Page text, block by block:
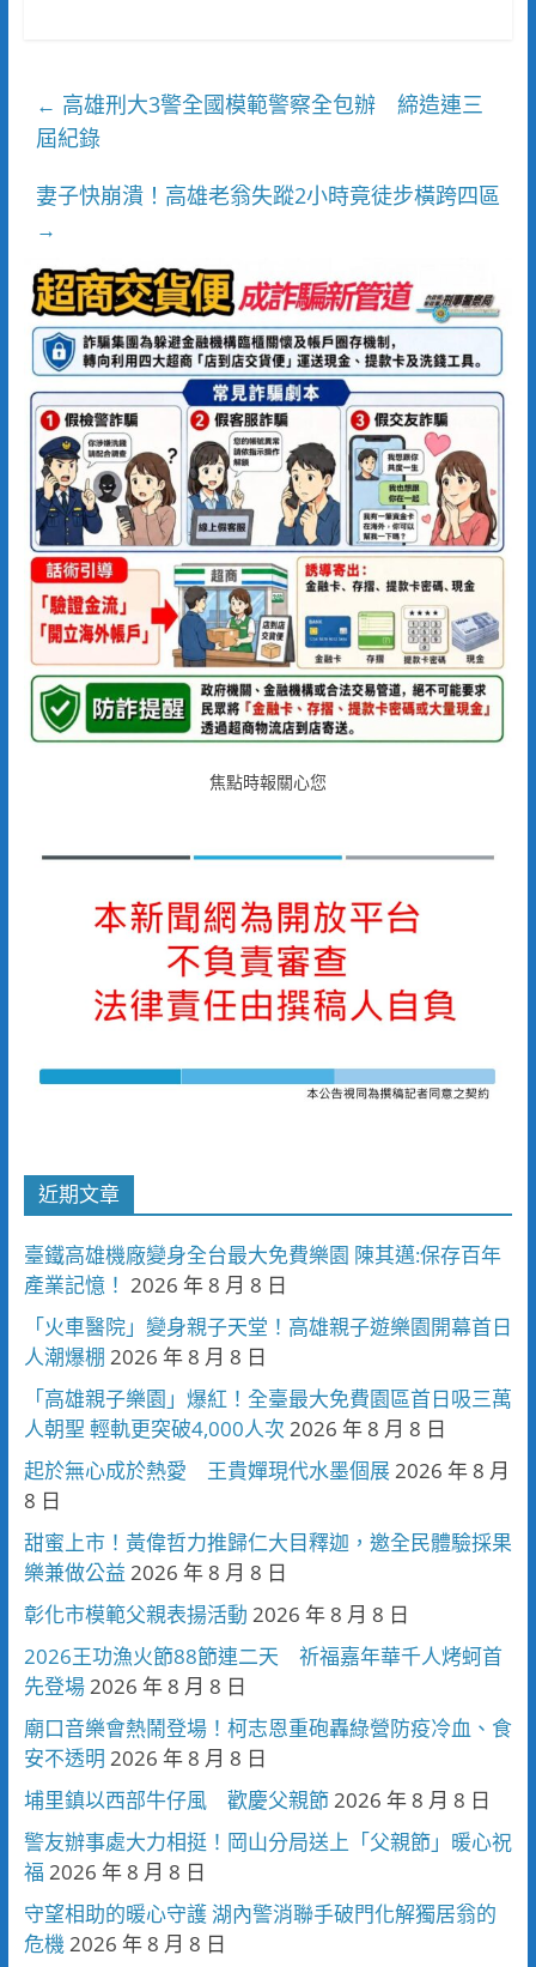
← 高雄刑大3警全國模範警察全包辦 締造連三
屆紀錄
妻子快崩潰！高雄老翁失蹤2小時竟徒步橫跨四區
→
焦點時報關心您
近期文章
臺鐵高雄機廠變身全台最大免費樂園 陳其邁:保存百年
產業記憶！ 2026 年 8 月 8 日
「火車醫院」變身親子天堂！高雄親子遊樂園開幕首日
人潮爆棚 2026 年 8 月 8 日
「高雄親子樂園」爆紅！全臺最大免費園區首日吸三萬
人朝聖 輕軌更突破4,000人次 2026 年 8 月 8 日
起於無心成於熱愛 王貴嬋現代水墨個展2026 年 8 月
8 日
甜蜜上市！黃偉哲力推歸仁大目釋迦，邀全民體驗採果
樂兼做公益 2026 年 8 月 8 日
彰化市模範父親表揚活動 2026 年 8 月 8 日
2026王功漁火節88節連二天 祈福嘉年華千人烤蚵首
先登場2026 年 8 月 8 日
廟口音樂會熱鬧登場！柯志恩重砲轟綠營防疫冷血、食
安不透明 2026 年 8 月 8 日
埔里鎮以西部牛仔風 歡慶父親節2026 年 8 月 8 日
警友辦事處大力相挺！岡山分局送上「父親節」暖心祝
福 2026 年 8 月 8 日
守望相助的暖心守護 湖內警消聯手破門化解獨居翁的
危機2026 年 8 月 8 日